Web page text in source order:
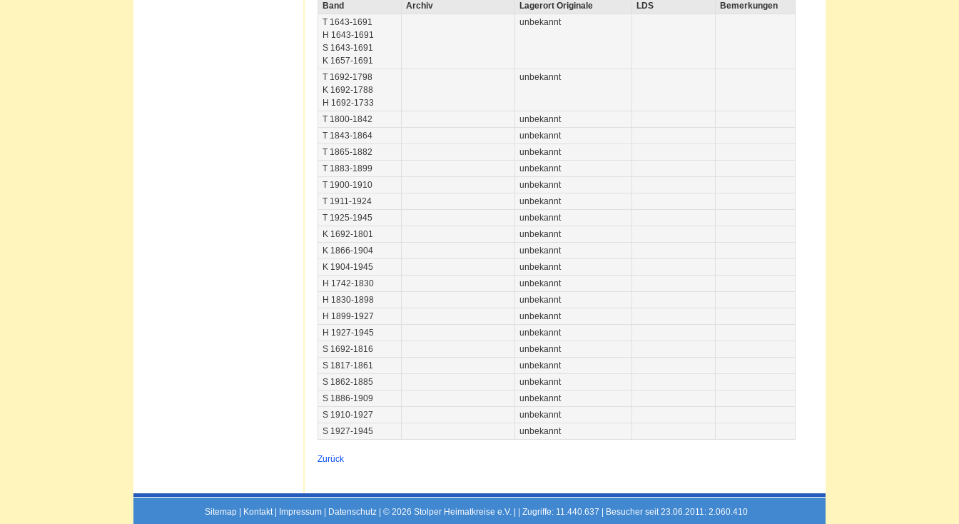
Band Archiv Lagerort Originale LDS
Bemerkungen
T 1643-1691
H 1643-1691
S 1643-1691
K 1657-1691
unbekannt
T 1692-1798
K 1692-1788
H 1692-1733
unbekannt
T 1800-1842
unbekannt
T 1843-1864
unbekannt
T 1865-1882
unbekannt
T 1883-1899
unbekannt
T 1900-1910
unbekannt
T 1911-1924
unbekannt
T 1925-1945
unbekannt
K 1692-1801
unbekannt
K 1866-1904
unbekannt
K 1904-1945
unbekannt
H 1742-1830
unbekannt
H 1830-1898
unbekannt
H 1899-1927
unbekannt
H 1927-1945
unbekannt
S 1692-1816
unbekannt
S 1817-1861
unbekannt
S 1862-1885
unbekannt
S 1886-1909
unbekannt
S 1910-1927
unbekannt
S 1927-1945
unbekannt
Zurück
Sitemap Kontakt| Impressum Datenschutz | © 2026 Stolper Heimatkreise e.V. | | Zugriffe: 11.440.637 | Besucher seit 23.06.2011: 2.060.410